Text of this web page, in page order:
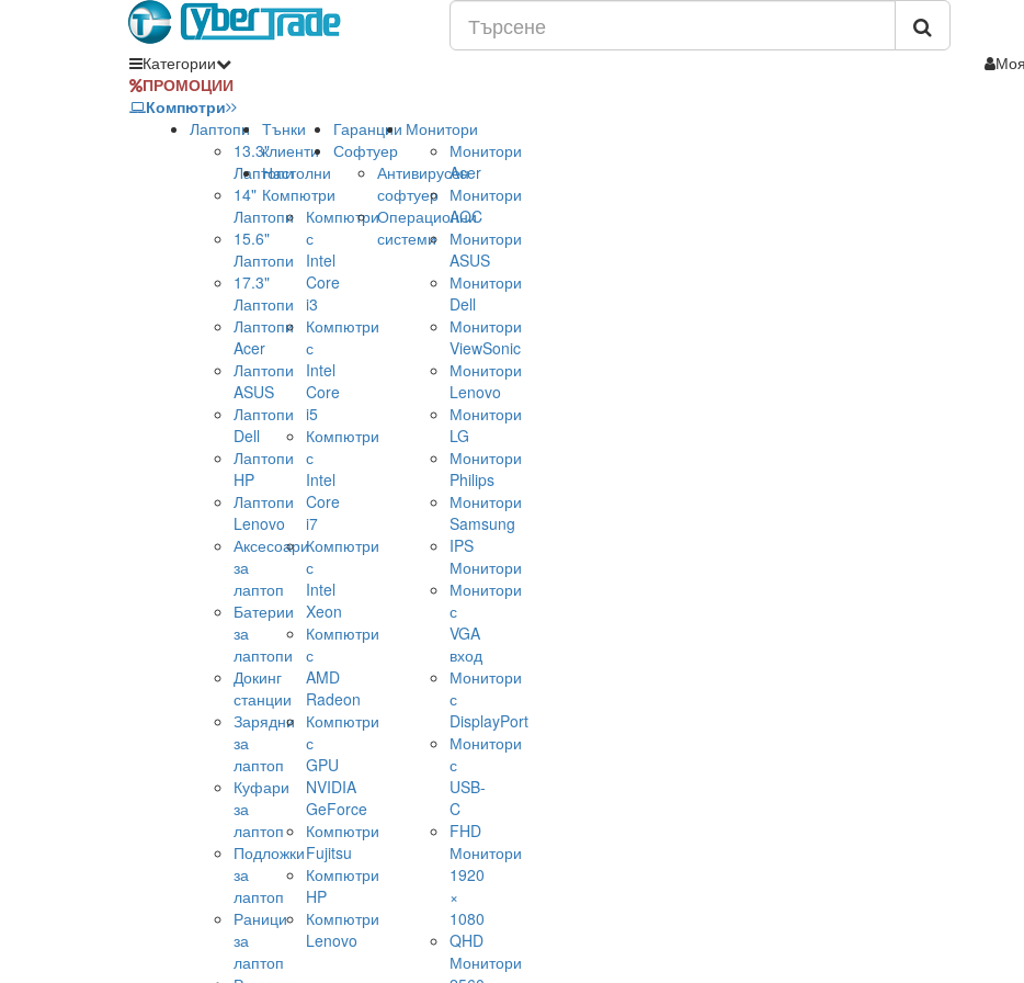
Категории
ПРОМОЦИИ
Компютри
Лаптопи
13.3"
Лаптопи
14"
Лаптопи
15.6"
Лаптопи
17.3"
Лаптопи
Лаптопи
Acer
Лаптопи
ASUS
Лаптопи
Dell
Лаптопи
HP
Лаптопи
Lenovo
Аксесоари
за
лаптоп
Батерии
за
лаптопи
Докинг
станции
Зарядни
за
лаптоп
Куфари
за
лаптоп
Подложки
за
лаптоп
Раници
за
лаптоп
Тънки
клиенти
Настолни
Компютри
Компютри
с
Intel
Core
i3
Компютри
с
Intel
Core
i5
Компютри
с
Intel
Core
i7
Компютри
с
Intel
Xeon
Компютри
с
AMD
Radeon
Компютри
с
GPU
NVIDIA
GeForce
Компютри
Fujitsu
Компютри
HP
Компютри
Lenovo
Гаранции
Софтуер
Антивирусен
софтуер
Операционни
системи
Монитори
Монитори
Acer
Монитори
AOC
Монитори
ASUS
Монитори
Dell
Монитори
ViewSonic
Монитори
Lenovo
Монитори
LG
Монитори
Philips
Монитори
Samsung
IPS
Монитори
Монитори
с
VGA
вход
Монитори
с
DisplayPort
Монитори
с
USB-
C
FHD
Монитори
1920
×
1080
QHD
Монитори